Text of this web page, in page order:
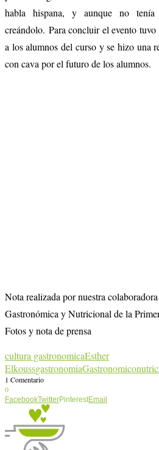
habla hispana, y aunque no tenía
creándolo. Para concluir el evento
a los alumnos del curso y se hizo una
con cava por el futuro de los alumnos.
Nota realizada por nuestra
Gastronómica y Nutricional de la
Fotos y nota de prensa
cultura gastronomicaEsther
ElkoussgastronomiaGastronomico
1 Comentario
0
FacebookTwitterPinterestEmail